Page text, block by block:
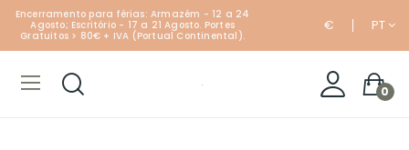
Encerramento para férias: Armazém - 12 a 24
Agosto; Escritório - 17 a 21 Agosto. Portes
Gratuitos > 80€ + IVA (Portual Continental).
€ PT
0